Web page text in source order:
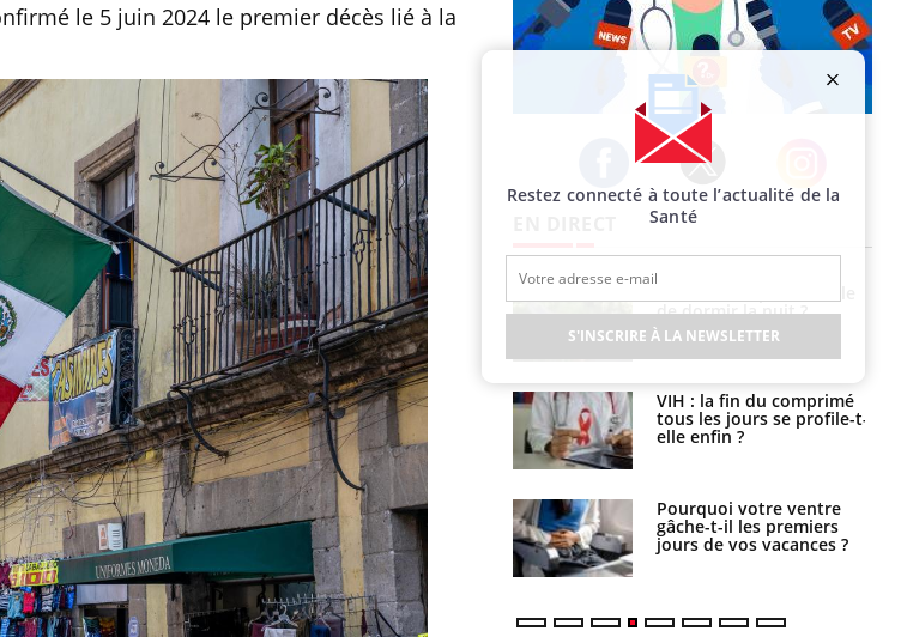
le 5 juin 2024 le premier décès lié à la
Facebook Twitter Instagram
oublier les
vacances ?
connectés :
le travail
de plus en plus
: une
simple aurait
donne au Pays
Chikungunya, dengue,
West Nile : que se passe-
t-il dans le sud de la
France ?
Les médicaments GLP-1
protègent-ils aussi les os
?
Cytomégalovirus : ce qui
change dans la prise en
charge des femmes
enceintes
de dormir la nuit ?
VIH : la fin du comprimé
tous les jours se profile-t-
elle enfin ?
Pourquoi votre ventre
gâche-t-il les premiers
jours de vos vacances ?
Restez connecté à toute l’actualité de la
Santé
S'INSCRIRE À LA NEWSLETTER